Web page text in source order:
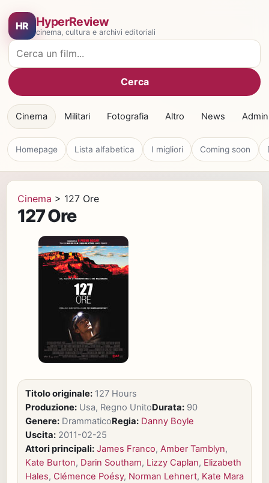
HR HyperReview
cinema, cultura e archivi editoriali
Cerca film
Cerca
Cinema Militari Fotografia Altro News Admin
Homepage Lista alfabetica I migliori Coming soon
Cinema > 127 Ore
127 Ore
Titolo originale: 127 Hours
Produzione: Usa, Regno UnitoDurata: 90
Genere: DrammaticoRegia: Danny Boyle
Uscita: 2011-02-25
Attori principali: James Franco, Amber Tamblyn,
Kate Burton, Darin Southam, Lizzy Caplan, Elizabeth
Hales, Clémence Poésy, Norman Lehnert, Kate Mara